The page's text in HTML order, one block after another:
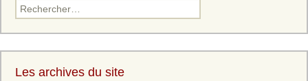
Les archives du site